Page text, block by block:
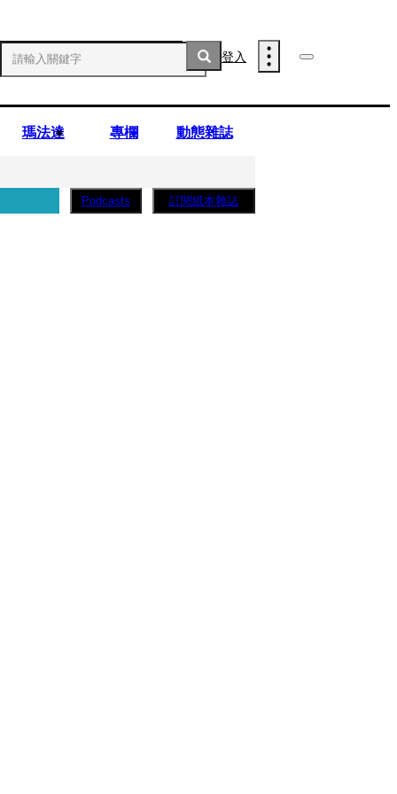
登入
瑪法達 專欄 動態雜誌
Podcasts 訂閱紙本雜誌